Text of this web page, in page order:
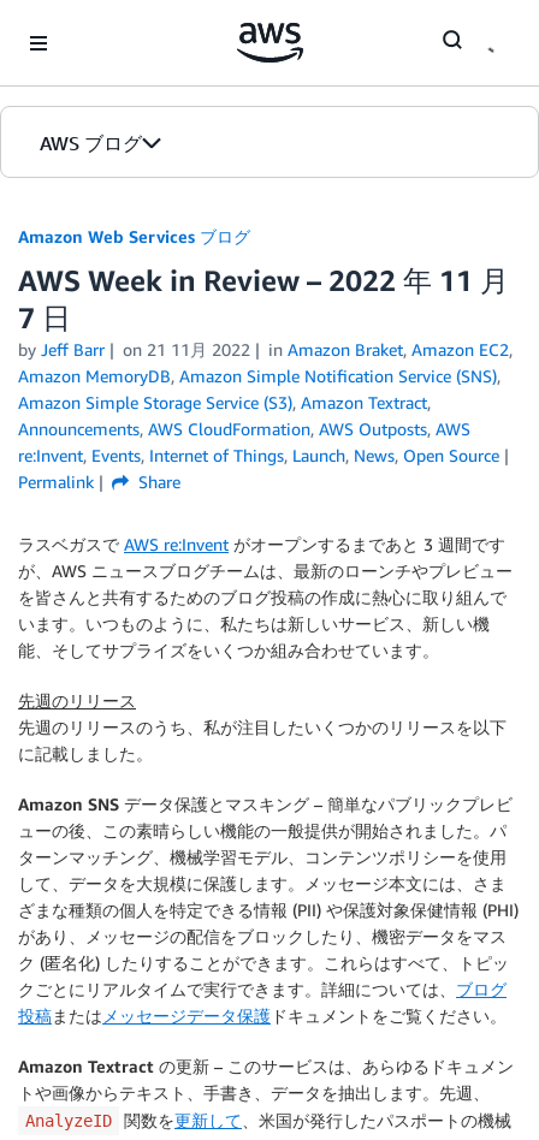
AWS ブログ
カテゴリ
エディション
Amazon Web Services ブログ
AWS Week in Review – 2022 年 11 月
7 日
by Jeff Barr on 21 11月 2022 in Amazon Braket, Amazon EC2,
Amazon MemoryDB, Amazon Simple Notification Service (SNS),
Amazon Simple Storage Service (S3), Amazon Textract,
Announcements, AWS CloudFormation, AWS Outposts, AWS
re:Invent, Events, Internet of Things, Launch, News, Open Source
Permalink
Share
ラスベガスで AWS re:Invent がオープンするまであと 3 週間です
が、AWS ニュースブログチームは、最新のローンチやプレビュー
を皆さんと共有するためのブログ投稿の作成に熱心に取り組んで
います。いつものように、私たちは新しいサービス、新しい機
能、そしてサプライズをいくつか組み合わせています。
先週のリリース
先週のリリースのうち、私が注目したいくつかのリリースを以下
に記載しました。
Amazon SNS データ保護とマスキング – 簡単なパブリックプレビ
ューの後、この素晴らしい機能の一般提供が開始されました。パ
ターンマッチング、機械学習モデル、コンテンツポリシーを使用
して、データを大規模に保護します。メッセージ本文には、さま
ざまな種類の個人を特定できる情報 (PII) や保護対象保健情報 (PHI)
があり、メッセージの配信をブロックしたり、機密データをマス
ク (匿名化) したりすることができます。これらはすべて、トピッ
クごとにリアルタイムで実行できます。詳細については、 ブログ
投稿または メッセージデータ保護 ドキュメントをご覧ください。
Amazon Textract の更新 – このサービスは、あらゆるドキュメン
トや画像からテキスト、手書き、データを抽出します。先週、
AnalyzeID 関数を更新して 、米国が発行したパスポートの機械